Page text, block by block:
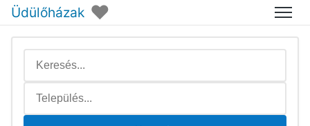
Üdülőházak ♥ Menü